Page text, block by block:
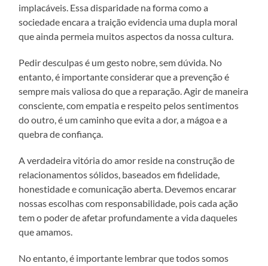
implacáveis. Essa disparidade na forma como a
sociedade encara a traição evidencia uma dupla moral
que ainda permeia muitos aspectos da nossa cultura.
Pedir desculpas é um gesto nobre, sem dúvida. No
entanto, é importante considerar que a prevenção é
sempre mais valiosa do que a reparação. Agir de maneira
consciente, com empatia e respeito pelos sentimentos
do outro, é um caminho que evita a dor, a mágoa e a
quebra de confiança.
A verdadeira vitória do amor reside na construção de
relacionamentos sólidos, baseados em fidelidade,
honestidade e comunicação aberta. Devemos encarar
nossas escolhas com responsabilidade, pois cada ação
tem o poder de afetar profundamente a vida daqueles
que amamos.
No entanto, é importante lembrar que todos somos